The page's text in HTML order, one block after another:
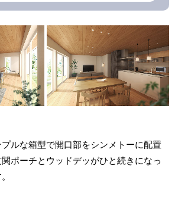
ルな箱型で開口部をシンメトーに配置
ポーチとウッドデッがひと続きになっ